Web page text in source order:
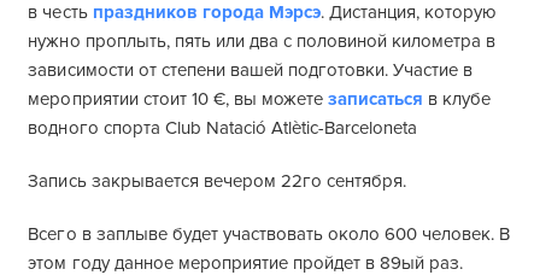
в честь праздников города Мэрсэ. Дистанция, которую
нужно проплыть, пять или два с половиной километра в
зависимости от степени вашей подготовки. Участие в
мероприятии стоит 10 €, вы можетезаписаться в клубе
водного спорта Club Natació Atlètic-Barceloneta
Запись закрывается вечером 22го сентября.
Всего в заплыве будет участвовать около 600 человек. В
этом году данное мероприятие пройдет в 89ый раз.